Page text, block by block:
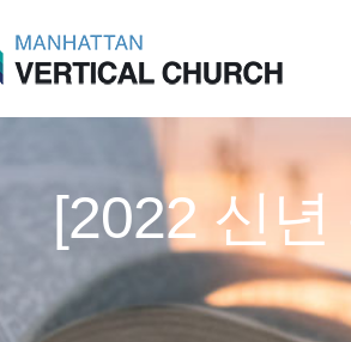
[2022 신